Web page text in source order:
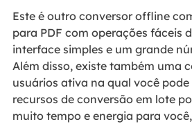
Este é outro conversor offline
para PDF com operações fáceis
interface simples e um grande
Além disso, existe também uma
usuários ativa na qual você pode
recursos de conversão em lote
muito tempo e energia para